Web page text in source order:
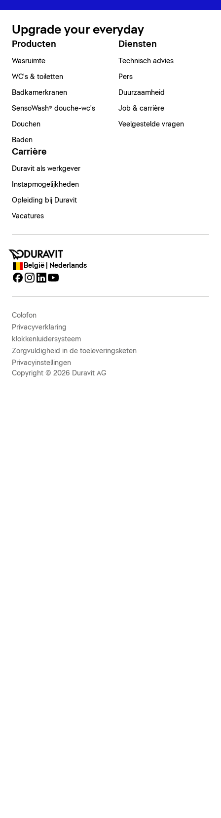
Upgrade your everyday
Producten
Wasruimte
WC's & toiletten
Badkamerkranen
SensoWash® douche-wc's
Douchen
Baden
Diensten
Technisch advies
Pers
Duurzaamheid
Job & carrière
Veelgestelde vragen
Carrière
Duravit als werkgever
Instapmogelijkheden
Opleiding bij Duravit
Vacatures
België | Nederlands
Colofon
Privacyverklaring
klokkenluidersysteem
Zorgvuldigheid in de toeleveringsketen
Privacyinstellingen
Copyright © 2026 Duravit AG